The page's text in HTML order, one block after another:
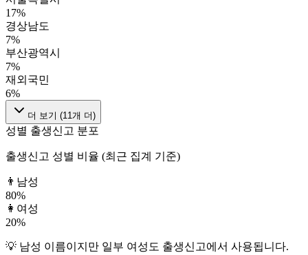
17%
경상남도
7%
부산광역시
7%
재외국민
6%
더 보기 (11개 더)
성별 출생신고 분포
출생신고 성별 비율 (최근 집계 기준)
👨 남성
80%
👩 여성
20%
💡 남성 이름이지만 일부 여성도 출생신고에서 사용됩니다.